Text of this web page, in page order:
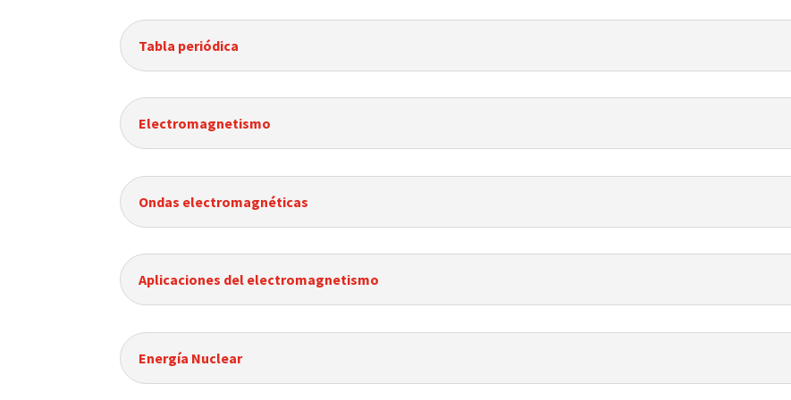
Tabla periódica
Electromagnetismo
Ondas electromagnéticas
Aplicaciones del electromagnetismo
Energía Nuclear